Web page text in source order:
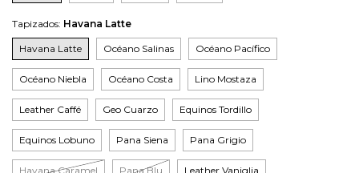
Tapizados: Havana Latte
Havana Latte Océano Salinas Océano Pacífico
Océano Niebla Océano Costa Lino Mostaza
Leather Caffé Geo Cuarzo Equinos Tordillo
Equinos Lobuno Pana Siena Pana Grigio
Havana Caramel Pana Blu Leather Vaniglia